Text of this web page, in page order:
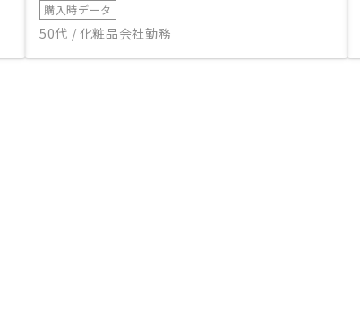
購入時データ
50代 / 化粧品会社勤務